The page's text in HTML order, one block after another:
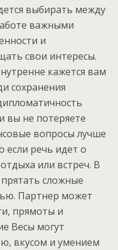
выбирать между
важными
и
свои интересы.
кажется вам
сохранения
вы не потеряете
вопросы лучше
если речь идет о
или встреч. В
сложные
Партнер может
прямоты и
Весы могут
вкусом и умением